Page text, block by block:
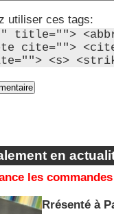
utiliser ces tags:
title="">
cite="">
<s>
en
les
Rrésenté à